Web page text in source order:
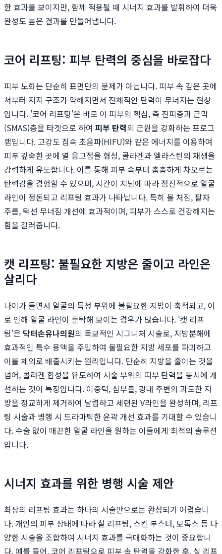
한 효과를 보이지만, 함께 적용될 때 시너지 효과를 발휘하여 더욱
완성도 높은 결과를 만들어냅니다.
코어 리프팅: 피부 탄력의 중심을 바로잡다
피부 노화는 단순히 표면만의 문제가 아닙니다. 피부 속 깊은 곳에
서부터 지지 구조가 약해지면서 전체적인 탄력이 무너지는 현상
입니다. '코어 리프팅'은 바로 이 피부의 핵심, 즉 진피층과 근막
(SMAS)층을 타겟으로 하여 피부 탄력의 근원을 강화하는 프로그
램입니다. 고강도 집속 초음파(HIFU)와 같은 에너지를 이용하여
피부 깊숙한 곳에 열 응고점을 형성, 콜라겐과 엘라스틴의 재생을
강력하게 유도합니다. 이를 통해 피부 속부터 촘촘하게 차오르는
탄력감을 경험할 수 있으며, 시간이 지남에 따라 점진적으로 얼굴
라인이 정돈되고 리프팅 효과가 나타납니다. 특히 볼 처짐, 팔자
주름, 턱선 무너짐 개선에 효과적이며, 피부가 스스로 건강해지는
힘을 길러줍니다.
캣 리프팅: 불필요한 지방은 줄이고 라인은
살리다
나이가 들면서 얼굴의 특정 부위에 불필요한 지방이 축적되고, 이
로 인해 얼굴 라인이 둔탁해 보이는 경우가 많습니다. '캣 리프
팅'은 닥터손유나의원의 독보적인 시그니처 시술로, 지방분해에
효과적인 특수 용액을 주입하여 불필요한 지방 세포를 파괴하고
이를 체외로 배출시키는 원리입니다. 단순히 지방을 줄이는 것을
넘어, 콜라겐 합성을 유도하여 시술 부위의 피부 탄력을 동시에 개
선하는 것이 특징입니다. 이중턱, 심부볼, 광대 주변의 과도한 지
방을 정교하게 제거하여 날렵하고 세련된 V라인을 완성하며, 리프
팅 시술과 병행 시 드라마틱한 윤곽 개선 효과를 기대할 수 있습니
다. 수술 없이 매끈한 얼굴 라인을 원하는 이들에게 최적의 솔루션
입니다.
시너지 효과를 위한 병행 시술 제안
최상의 리프팅 효과는 하나의 시술만으로는 완성되기 어렵습니
다. 개인의 피부 상태에 따라 실 리프팅, 스킨 부스터, 보톡스 등 다
양한 시술을 조합하여 시너지 효과를 극대화하는 것이 중요합니
다. 예를 들어, 코어 리프팅으로 피부 속 탄력을 강화한 후, 실 리프